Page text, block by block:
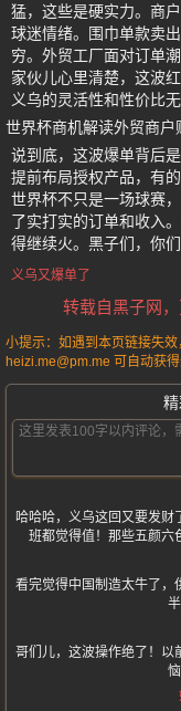
猛，这些是硬实力。商
球迷情绪。围巾单款卖
穷。外贸工厂面对订单
家伙儿心里清楚，这波
义乌的灵活性和性价比
世界杯商机解读外贸商户
说到底，这波爆单背后
提前布局授权产品，有
世界杯不只是一场球赛
了实打实的订单和收入
得继续火。黑子们，你
义乌又爆单了
转载自黑子网
小提示：如遇到本页链接失效
heizi.me@pm.me 可自动获
哈哈哈，义乌这回又要发财
班都觉得值！那些五颜六
看完觉得中国制造太牛了，
哥们儿，这波操作绝了！以